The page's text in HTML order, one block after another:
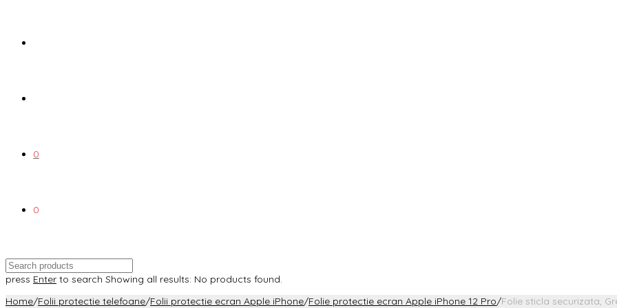
0
0
press Enter to search Showing all results: No products found.
Home/Folii protectie telefoane/Folii protectie ecran Apple iPhone/Folie protectie ecran Apple iPhone 12 Pro/Folie sticla securizata,